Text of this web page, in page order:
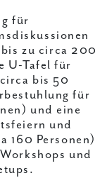
für
zu circa 200
U-Tafel für
bis 50
für
und eine
und
160 Personen)
und